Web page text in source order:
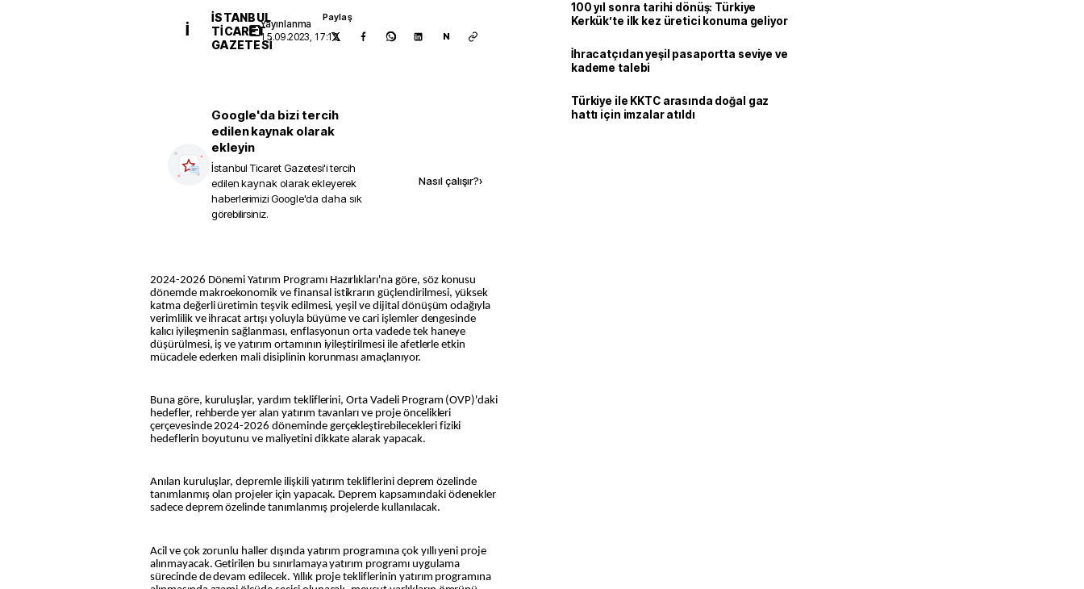
İ
İSTANBUL
TICARET
GAZETESI
Yayınlanma
15.09.2023, 17:12
Paylaş
N
Google'da bizi tercih
edilen kaynak olarak
ekleyin
İstanbul Ticaret Gazetesi'i tercih
edilen kaynak olarak ekleyerek
haberlerimizi Google'da daha sık
görebilirsiniz.
Nasıl çalışır?›
2024-2026 Dönemi Yatırım Programı Hazırlıkları'na göre, söz konusu
dönemde makroekonomik ve finansal istikrarın güçlendirilmesi, yüksek
katma değerli üretimin teşvik edilmesi, yeşil ve dijital dönüşüm odağıyla
verimlilik ve ihracat artışı yoluyla büyüme ve cari işlemler dengesinde
kalıcı iyileşmenin sağlanması, enflasyonun orta vadede tek haneye
düşürülmesi, iş ve yatırım ortamının iyileştirilmesi ile afetlerle etkin
mücadele ederken mali disiplinin korunması amaçlanıyor.
Buna göre, kuruluşlar, yardım tekliflerini, Orta Vadeli Program (OVP)'daki
hedefler, rehberde yer alan yatırım tavanları ve proje öncelikleri
çerçevesinde 2024-2026 döneminde gerçekleştirebilecekleri fiziki
hedeflerin boyutunu ve maliyetini dikkate alarak yapacak.
Anılan kuruluşlar, depremle ilişkili yatırım tekliflerini deprem özelinde
tanımlanmış olan projeler için yapacak. Deprem kapsamındaki ödenekler
sadece deprem özelinde tanımlanmış projelerde kullanılacak.
Acil ve çok zorunlu haller dışında yatırım programına çok yıllı yeni proje
alınmayacak. Getirilen bu sınırlamaya yatırım programı uygulama
sürecinde de devam edilecek. Yıllık proje tekliflerinin yatırım programına
100 yıl sonra tarihi dönüş: Türkiye
Kerkük’te ilk kez üretici konuma geliyor
İhracatçıdan yeşil pasaportta seviye ve
kademe talebi
Türkiye ile KKTC arasında doğal gaz
hattı için imzalar atıldı